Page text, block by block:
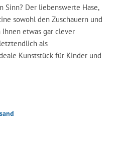
Sinn? Der liebenswerte Hase,
sowohl den Zuschauern und
Ihnen etwas gar clever
als
Kunststück für Kinder und